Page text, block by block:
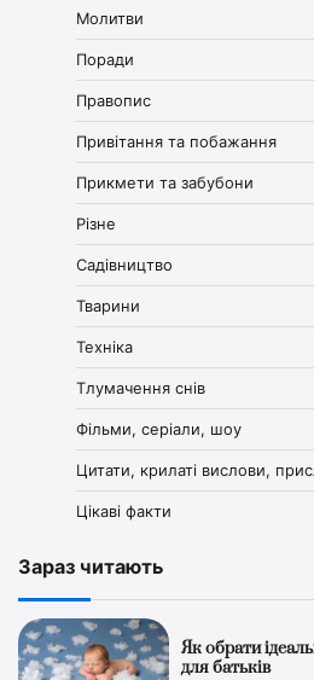
Молитви
Поради
Правопис
Привітання та побажання
Прикмети та забубони
Різне
Садівництво
Тварини
Техніка
Тлумачення снів
Фільми, серіали, шоу
Цитати, крилаті вислови,
Цікаві факти
Зараз читають
Як обрати
для батьків